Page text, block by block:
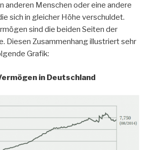
anderen Menschen oder eine andere
sich in gleicher Höhe verschuldet.
sind die beiden Seiten der
Diesen Zusammenhang illustriert sehr
Grafik:
in Deutschland